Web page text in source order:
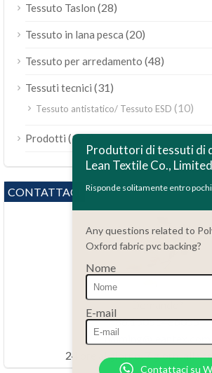
Tessuto Taslon (28)
Tessuto in lana pesca (20)
Tessuto per arredamento (48)
Tessuti tecnici (31)
Tessuto antistatico/ Tessuto ESD (10)
Prodotti (189)
CONTATTACI
86.15051486055
haiming@leantex.com
24 ore al giorno, 7 giorni alla
Produttori di tessuti di
Lean Textile Co., Limited
Risponde solitamente entro
Any questions related to
Oxford fabric pvc backing?
Nome
E-mail
Contattaci su
Français
Português do Brasil
Русский
Tiếng Việt
العربية
Bahasa Indonesia
Polski
Bahasa Melayu